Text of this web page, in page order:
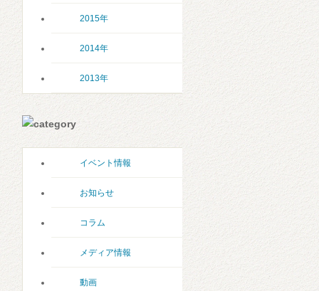
2015年
2014年
2013年
イベント情報
お知らせ
コラム
メディア情報
動画